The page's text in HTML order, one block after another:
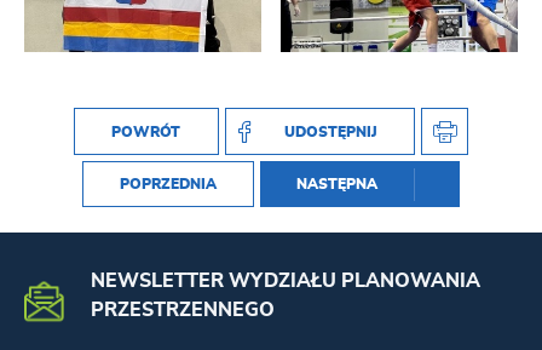
POWRÓT UDOSTĘPNIJ
POPRZEDNIA NASTĘPNA
NEWSLETTER WYDZIAŁU PLANOWANIA
PRZESTRZENNEGO